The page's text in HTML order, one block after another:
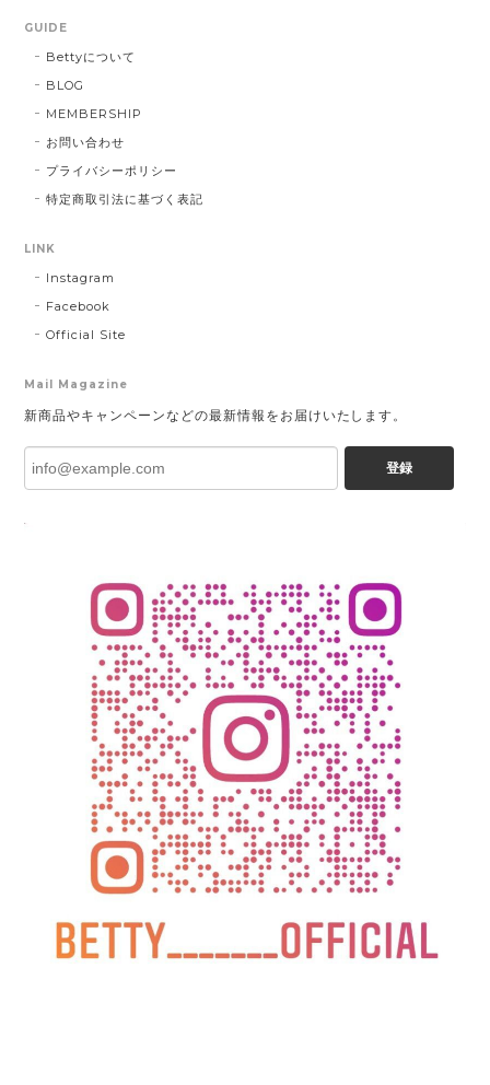
GUIDE
Bettyについて
BLOG
MEMBERSHIP
お問い合わせ
プライバシーポリシー
特定商取引法に基づく表記
LINK
Instagram
Facebook
Official Site
Mail Magazine
新商品やキャンペーンなどの最新情報をお届けいたします。
登録